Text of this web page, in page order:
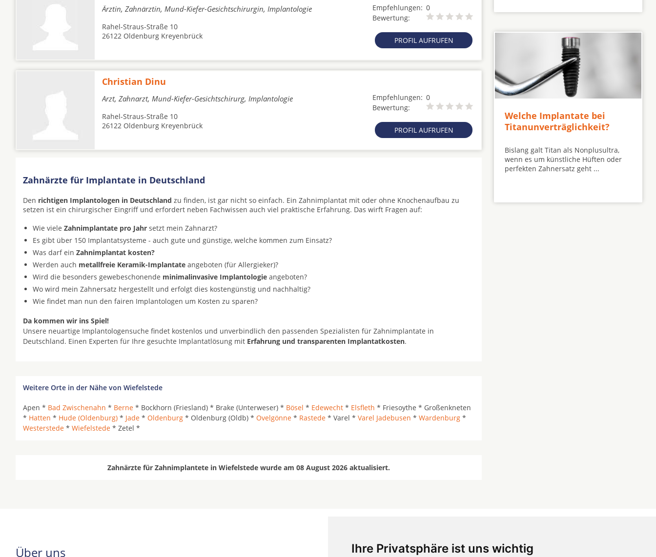
Ihre Privatsphäre ist uns wichtig
Ärztin, Zahnärztin, Mund-Kiefer-Gesichtschirurgin, Implantologie Empfehlungen: 0
Bewertung:
PROFIL AUFRUFEN
Rahel-Straus-Straße 10
26122 Oldenburg Kreyenbrück
Christian Dinu
Arzt, Zahnarzt, Mund-Kiefer-Gesichtschirurg, Implantologie Empfehlungen: 0
Bewertung:
PROFIL AUFRUFEN
Rahel-Straus-Straße 10
26122 Oldenburg Kreyenbrück
Zahnärzte für Implantate in Deutschland
Den richtigen Implantologen in Deutschland zu finden, ist gar nicht so einfach. Ein Zahnimplantat mit oder ohne Knochenaufbau zu
setzen ist ein chirurgischer Eingriff und erfordert neben Fachwissen auch viel praktische Erfahrung. Das wirft Fragen auf:
Wie viele Zahnimplantate pro Jahr setzt mein Zahnarzt?
Es gibt über 150 Implantatsysteme - auch gute und günstige, welche kommen zum Einsatz?
Was darf ein Zahnimplantat kosten?
Werden auch metallfreie Keramik-Implantate angeboten (für Allergieker)?
Wird die besonders gewebeschonende minimalinvasive Implantologie angeboten?
Wo wird mein Zahnersatz hergestellt und erfolgt dies kostengünstig und nachhaltig?
Wie findet man nun den fairen Implantologen um Kosten zu sparen?
Da kommen wir ins Spiel!
Unsere neuartige Implantologensuche findet kostenlos und unverbindlich den passenden Spezialisten für Zahnimplantate in
Deutschland. Einen Experten für Ihre gesuchte Implantatlösung mit Erfahrung und transparenten Implantatkosten.
Weitere Orte in der Nähe von Wiefelstede
Apen * Bad Zwischenahn * Berne * Bockhorn (Friesland) * Brake (Unterweser) * Bösel * Edewecht * Elsfleth * Friesoythe * Großenkneten
* Hatten * Hude (Oldenburg) * Jade * Oldenburg * Oldenburg (Oldb) * Ovelgönne * Rastede * Varel * Varel Jadebusen * Wardenburg *
Westerstede * Wiefelstede * Zetel *
Zahnärzte für Zahnimplantete in Wiefelstede wurde am 08 August 2026 aktualisiert.
Welche Implantate bei
Titanunverträglichkeit?
Bislang galt Titan als Nonplusultra,
wenn es um künstliche Hüften oder
perfekten Zahnersatz geht ...
Über uns mehr ...